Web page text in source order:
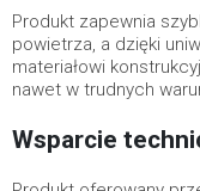
Produkt zapewnia
powietrza, a dzięki
materiałowi
nawet w trudnych
Wsparcie